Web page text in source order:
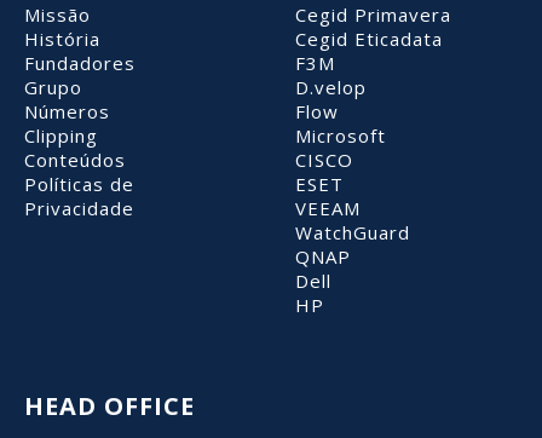
Missão
História
Fundadores
Grupo
Números
Clipping
Conteúdos
Políticas de
Privacidade
Cegid Primavera
Cegid Eticadata
F3M
D.velop
Flow
Microsoft
CISCO
ESET
VEEAM
WatchGuard
QNAP
Dell
HP
HEAD OFFICE